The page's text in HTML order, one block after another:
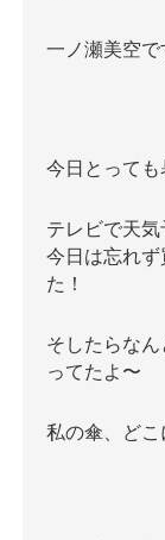
一ノ瀬美空で
今日とって
テレビで天気
今日は忘れ
た！
そしたらな
ってたよ〜
私の傘、どこ